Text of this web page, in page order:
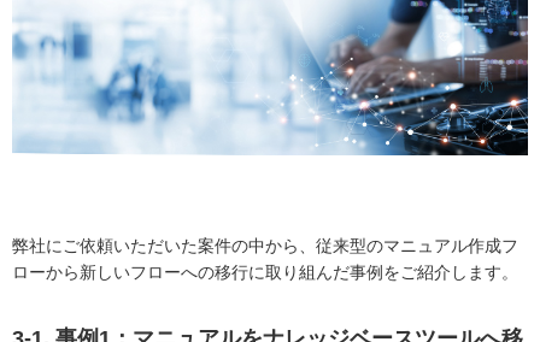
弊社にご依頼いただいた案件の中から、従来型のマニュアル作成フ
ローから新しいフローへの移行に取り組んだ事例をご紹介します。